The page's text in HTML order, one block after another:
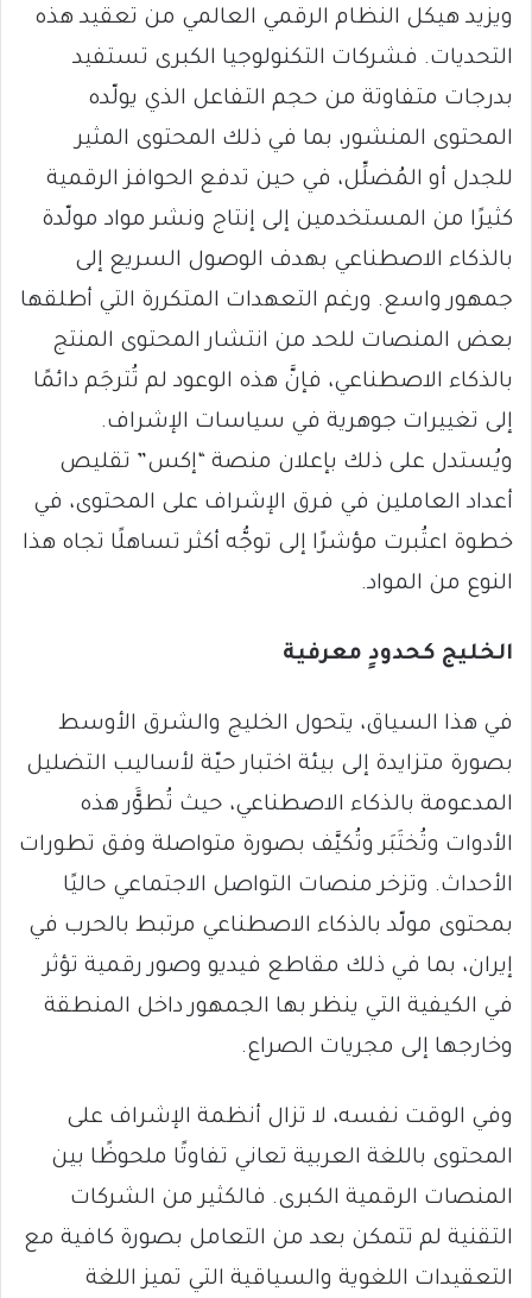
ويزيد هيكل النظام الرقمي العالمي من تعقيد هذه
التحديات. فشركات التكنولوجيا الكبرى تستفيد
بدرجات متفاوتة من حجم التفاعل الذي يولّده
المحتوى المنشور، بما في ذلك المحتوى المثير
للجدل أو المُضلِّل، في حين تدفع الحوافز الرقمية
كثيرًا من المستخدمين إلى إنتاج ونشر مواد مولّدة
بالذكاء الاصطناعي بهدف الوصول السريع إلى
جمهور واسع. ورغم التعهدات المتكررة التي أطلقها
بعض المنصات للحد من انتشار المحتوى المنتج
بالذكاء الاصطناعي، فإنَّ هذه الوعود لم تُترجَم دائمًا
إلى تغييرات جوهرية في سياسات الإشراف.
ويُستدل على ذلك بإعلان منصة “إكس” تقليص
أعداد العاملين في فرق الإشراف على المحتوى، في
خطوة اعتُبرت مؤشرًا إلى توجُّه أكثر تساهلًا تجاه هذا
النوع من المواد.
الخليج كحدودٍ معرفية
في هذا السياق، يتحول الخليج والشرق الأوسط
بصورة متزايدة إلى بيئة اختبار حيّة لأساليب التضليل
المدعومة بالذكاء الاصطناعي، حيث تُطوََّر هذه
الأدوات وتُختَبَر وتُكيَّف بصورة متواصلة وفق تطورات
الأحداث. وتزخر منصات التواصل الاجتماعي حاليًا
بمحتوى مولّد بالذكاء الاصطناعي مرتبط بالحرب في
إيران، بما في ذلك مقاطع فيديو وصور رقمية تؤثر
في الكيفية التي ينظر بها الجمهور داخل المنطقة
وخارجها إلى مجريات الصراع.
وفي الوقت نفسه، لا تزال أنظمة الإشراف على
المحتوى باللغة العربية تعاني تفاوتًا ملحوظًا بين
المنصات الرقمية الكبرى. فالكثير من الشركات
التقنية لم تتمكن بعد من التعامل بصورة كافية مع
التعقيدات اللغوية والسياقية التي تميز اللغة